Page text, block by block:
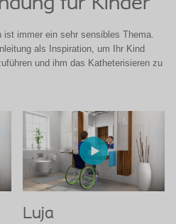
ist immer ein sehr sensibles Thema.
als Inspiration, um Ihr Kind
und ihm das Katheterisieren zu
Luja